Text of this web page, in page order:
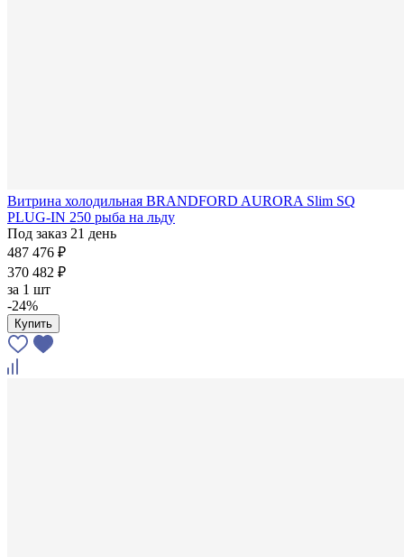
Витрина холодильная BRANDFORD AURORA Slim SQ
PLUG-IN 250 рыба на льду
Под заказ 21 день
487 476 ₽
370 482 ₽
за 1 шт
-24%
Купить